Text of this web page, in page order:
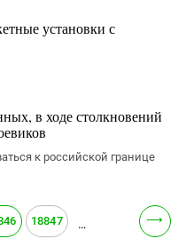
установки с
в ходе столкновений
к российской границе
18847 … ⟶